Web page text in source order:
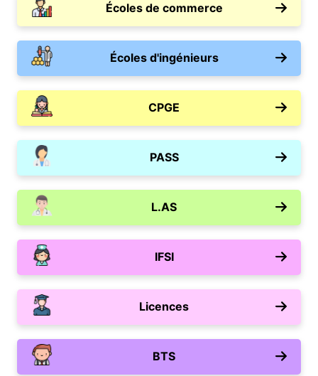
Écoles de commerce
Écoles d'ingénieurs
CPGE
PASS
L.AS
IFSI
Licences
BTS